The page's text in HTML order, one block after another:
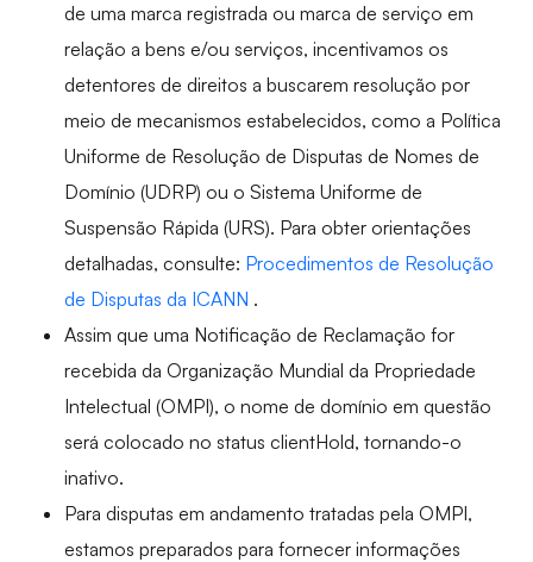
de uma marca registrada ou marca de serviço em
relação a bens e/ou serviços, incentivamos os
detentores de direitos a buscarem resolução por
meio de mecanismos estabelecidos, como a Política
Uniforme de Resolução de Disputas de Nomes de
Domínio (UDRP) ou o Sistema Uniforme de
Suspensão Rápida (URS). Para obter orientações
detalhadas, consulte: Procedimentos de Resolução
de Disputas da ICANN .
Assim que uma Notificação de Reclamação for
recebida da Organização Mundial da Propriedade
Intelectual (OMPI), o nome de domínio em questão
será colocado no status clientHold, tornando-o
inativo.
Para disputas em andamento tratadas pela OMPI,
estamos preparados para fornecer informações